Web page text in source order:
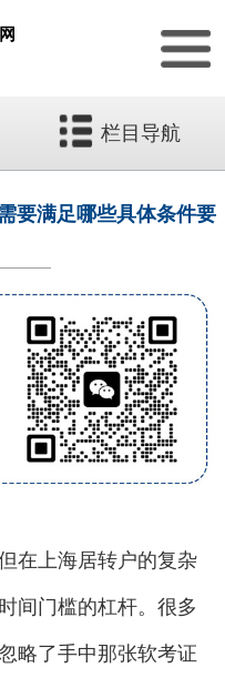
栏目导航
要满足哪些具体条件要
上海居转户的复杂
间门槛的杠杆。很多
略了手中那张软考证